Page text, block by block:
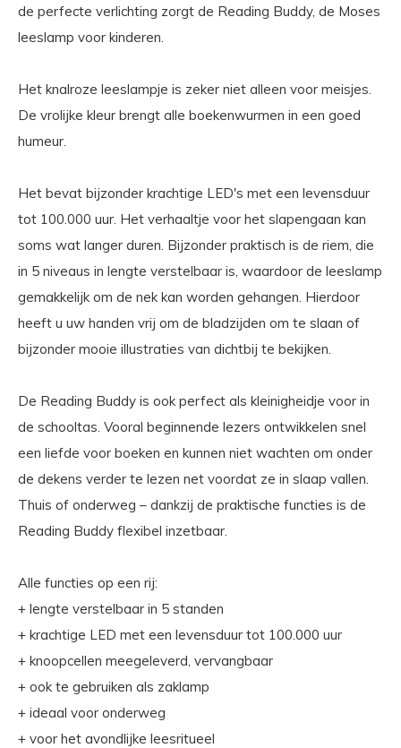
de perfecte verlichting zorgt de Reading Buddy, de Moses
leeslamp voor kinderen.
Het knalroze leeslampje is zeker niet alleen voor meisjes.
De vrolijke kleur brengt alle boekenwurmen in een goed
humeur.
Het bevat bijzonder krachtige LED's met een levensduur
tot 100.000 uur. Het verhaaltje voor het slapengaan kan
soms wat langer duren. Bijzonder praktisch is de riem, die
in 5 niveaus in lengte verstelbaar is, waardoor de leeslamp
gemakkelijk om de nek kan worden gehangen. Hierdoor
heeft u uw handen vrij om de bladzijden om te slaan of
bijzonder mooie illustraties van dichtbij te bekijken.
De Reading Buddy is ook perfect als kleinigheidje voor in
de schooltas. Vooral beginnende lezers ontwikkelen snel
een liefde voor boeken en kunnen niet wachten om onder
de dekens verder te lezen net voordat ze in slaap vallen.
Thuis of onderweg – dankzij de praktische functies is de
Reading Buddy flexibel inzetbaar.
Alle functies op een rij:
+ lengte verstelbaar in 5 standen
+ krachtige LED met een levensduur tot 100.000 uur
+ knoopcellen meegeleverd, vervangbaar
+ ook te gebruiken als zaklamp
+ ideaal voor onderweg
+ voor het avondlijke leesritueel